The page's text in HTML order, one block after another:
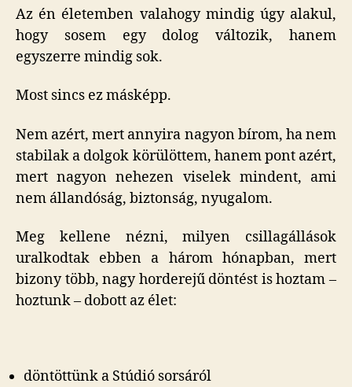
Az én életemben valahogy mindig úgy alakul,
hogy sosem egy dolog változik, hanem
egyszerre mindig sok.
Most sincs ez másképp.
Nem azért, mert annyira nagyon bírom, ha nem
stabilak a dolgok körülöttem, hanem pont azért,
mert nagyon nehezen viselek mindent, ami
nem állandóság, biztonság, nyugalom.
Meg kellene nézni, milyen csillagállások
uralkodtak ebben a három hónapban, mert
bizony több, nagy horderejű döntést is hoztam –
hoztunk – dobott az élet:
döntöttünk a Stúdió sorsáról